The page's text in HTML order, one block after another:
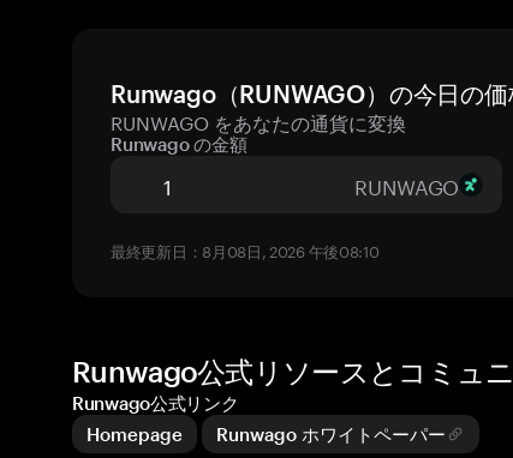
Runwago（RUNWAGO）の今日の
RUNWAGO をあなたの通貨に変換
Runwago の金額
RUNWAGO
最終更新日：8月08日, 2026 午後08:10
Runwago公式リソースとコミュ
Runwago公式リンク
Homepage
Runwago ホワイトペーパー